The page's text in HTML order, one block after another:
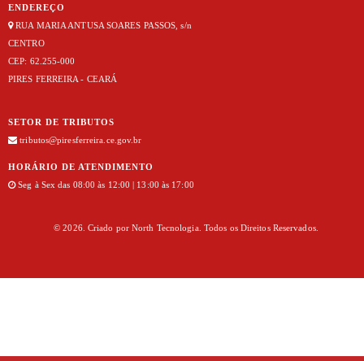
ENDEREÇO
RUA MARIA ANTUSA SOARES PASSOS, s/n
CENTRO
CEP: 62.255-000
PIRES FERREIRA - CEARÁ
SETOR DE TRIBUTOS
tributos@piresferreira.ce.gov.br
HORÁRIO DE ATENDIMENTO
Seg à Sex das 08:00 às 12:00 | 13:00 às 17:00
© 2026. Criado porNorth Tecnologia. Todos os Direitos Reservados.